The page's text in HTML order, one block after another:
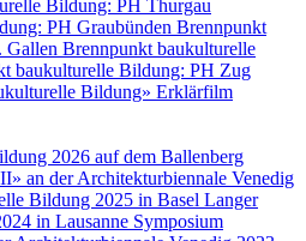
Bildung: PH Thurgau
PH Graubünden Brennpunkt
Gallen Brennpunkt baukulturelle
baukulturelle Bildung: PH Zug
Bildung» Erklärfilm
2026 auf dem Ballenberg
an der Architekturbiennale Venedig
Bildung 2025 in Basel Langer
in Lausanne Symposium